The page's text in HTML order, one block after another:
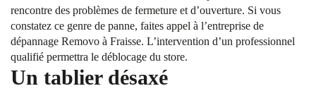
rencontre des problèmes de fermeture et d’ouverture. Si vous
constatez ce genre de panne, faites appel à l’entreprise de
dépannage Removo à Fraisse. L’intervention d’un professionnel
qualifié permettra le déblocage du store.
Un tablier désaxé